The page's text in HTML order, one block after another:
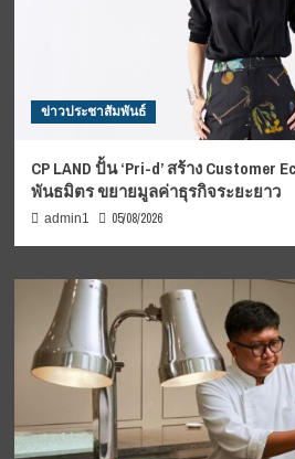
ข่าวประชาสัมพันธ์
CP LAND ปั้น ‘Pri-d’ สร้าง Customer
พันธมิตร ขยายมูลค่าธุรกิจระยะยาว
admin1 05/08/2026